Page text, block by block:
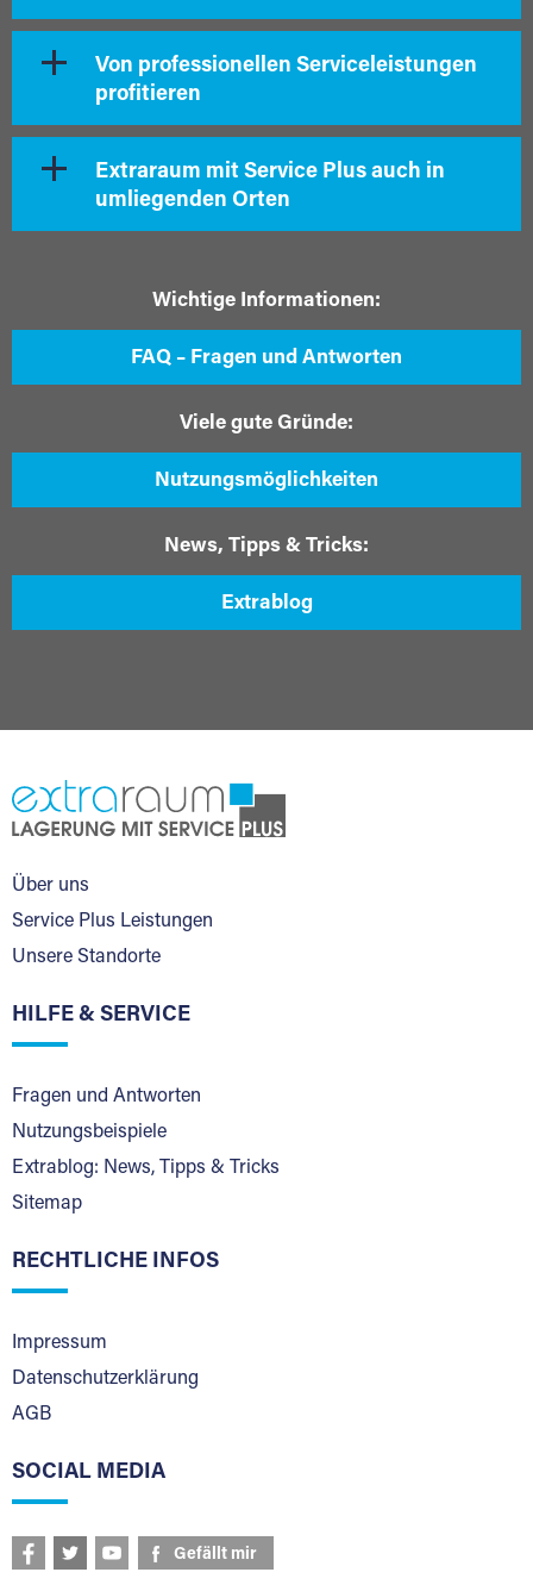
Von professionellen Serviceleistungen
profitieren
Extraraum mit Service Plus auch in
umliegenden Orten
Wichtige Informationen:
FAQ – Fragen und Antworten
Viele gute Gründe:
Nutzungsmöglichkeiten
News, Tipps & Tricks:
Extrablog
Über uns
Service Plus Leistungen
Unsere Standorte
HILFE & SERVICE
Fragen und Antworten
Nutzungsbeispiele
Extrablog: News, Tipps & Tricks
Sitemap
RECHTLICHE INFOS
Impressum
Datenschutzerklärung
AGB
SOCIAL MEDIA
Gefällt mir